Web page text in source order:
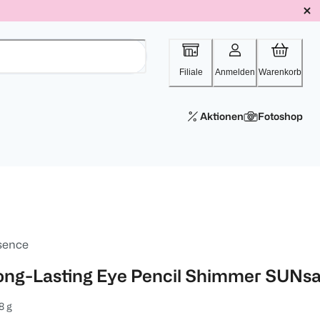
Filiale Anmelden Warenkorb
Aktionen Fotoshop
Lasting Eye Pencil Shimmer
g